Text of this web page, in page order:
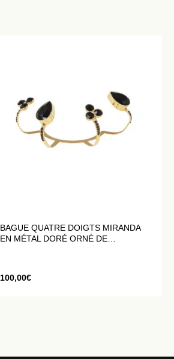
BAGUE QUATRE DOIGTS MIRANDA
EN MÉTAL DORÉ ORNÉ DE
100,00€